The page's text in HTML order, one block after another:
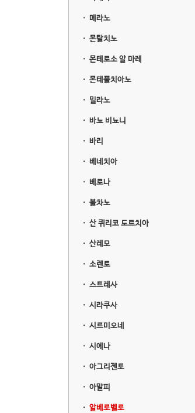
ㆍ 메라노
ㆍ 몬탈치노
ㆍ 몬테로소 알 마레
ㆍ 몬테풀치아노
ㆍ 밀라노
ㆍ 바뇨 비뇨니
ㆍ 바리
ㆍ 베네치아
ㆍ 베로나
ㆍ 볼차노
ㆍ 산 퀴리코 도르치아
ㆍ 산레모
ㆍ 소렌토
ㆍ 스트레사
ㆍ 시라쿠사
ㆍ 시르미오네
ㆍ 시에나
ㆍ 아그리젠토
ㆍ 아말피
ㆍ 알베로벨로